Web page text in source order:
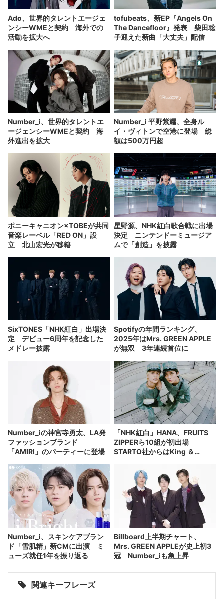
Ado、世界的タレントエージェ
ンシーWMEと契約 海外での
活動を拡大へ
tofubeats、新EP『Angels On
The Dancefloor』発表 柴田聡
子迎えた新曲「大丈夫」配信
Number_i、世界的タレントエ
ージェンシーWMEと契約 海
外進出を拡大
Number_i 平野紫耀、全身ル
イ・ヴィトンで空港に登場 総
額は500万円超
ポニーキャニオン×TOBEが共同
音楽レーベル「RED ON」設
立 北山宏光が移籍
星野源、NHK紅白歌合戦に出場
決定 ニンテンドーミュージア
ムで「創造」を披露
SixTONES「NHK紅白」出場決
定 デビュー6周年を記念した
メドレー披露
Spotifyの年間ランキング、
2025年はMrs. GREEN APPLE
が無双 3年連続首位に
Number_iの神宮寺勇太、LA発
ファッションブランド
「AMIRI」のパーティーに登場
「NHK紅白」HANA、FRUITS
ZIPPERら10組が初出場
STARTO社からはKing ＆
Number_i、スキンケアブラン
ド「雪肌精」新CMに出演 ミ
ューズ就任1年を振り返る
Billboard上半期チャート、
Mrs. GREEN APPLEが史上初3
冠 Number_iも急上昇
関連キーフレーズ